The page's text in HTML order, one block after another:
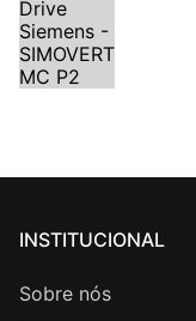
INSTITUCIONAL
Sobre nós